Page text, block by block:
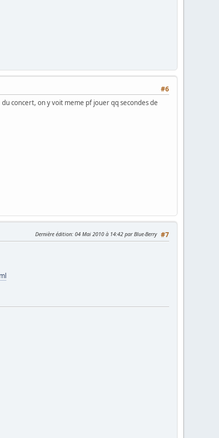
#6
concert, on y voit meme pf jouer qq secondes de
#7
Dernière édition: 04 Mai 2010 à 14:42 par Blue-Berry